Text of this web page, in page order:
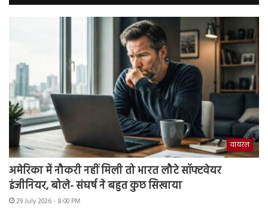
वायरल
अमेरिका में नौकरी नहीं मिली तो भारत लौटे सॉफ्टवेयर
इंजीनियर, बोले- संघर्ष ने बहुत कुछ सिखाया
29 July 2026 - 8:00 PM